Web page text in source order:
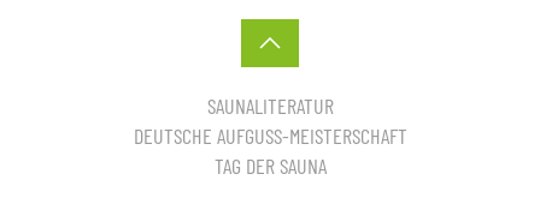
SAUNALITERATUR
DEUTSCHE AUFGUSS-MEISTERSCHAFT
TAG DER SAUNA